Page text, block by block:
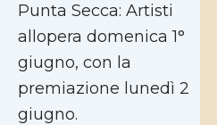
Punta Secca: Artisti
allopera domenica 1°
giugno, con la
premiazione lunedì 2
giugno.